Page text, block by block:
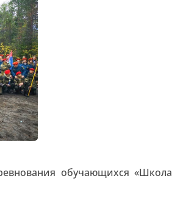
обучающихся «Школа